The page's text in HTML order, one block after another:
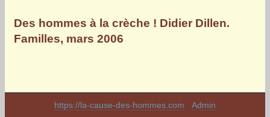
Des hommes à la crèche ! Didier Dillen.
Familles, mars 2006
https://la-cause-des-hommes.com Admin